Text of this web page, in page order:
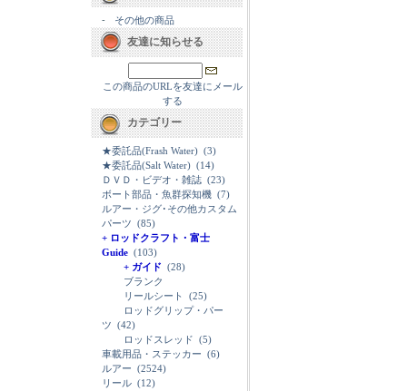
- その他の商品
友達に知らせる
この商品のURLを友達にメール
する
カテゴリー
★委託品(Frash Water) (3)
★委託品(Salt Water) (14)
ＤＶＤ・ビデオ・雑誌 (23)
ボート部品・魚群探知機 (7)
ルアー・ジグ･その他カスタム
パーツ (85)
+ ロッドクラフト・富士
Guide (103)
+ ガイド (28)
ブランク
リールシート
(25)
ロッドグリップ・パー
ツ (42)
ロッドスレッド (5)
車載用品・ステッカー (6)
ルアー (2524)
リール (12)